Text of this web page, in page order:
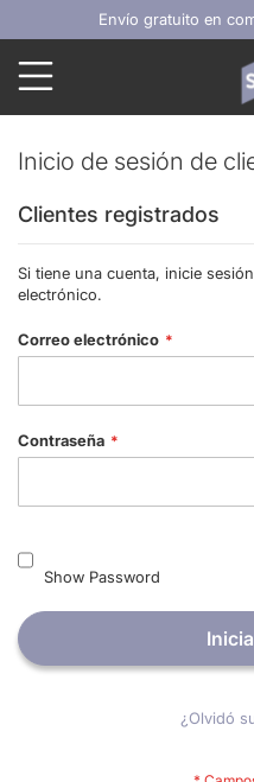
Envío gratuito en
Inicio de sesión de
Clientes registrados
Si tiene una cuenta, inicie
electrónico.
Correo electrónico
Contraseña
Show Password
¿Olvidó